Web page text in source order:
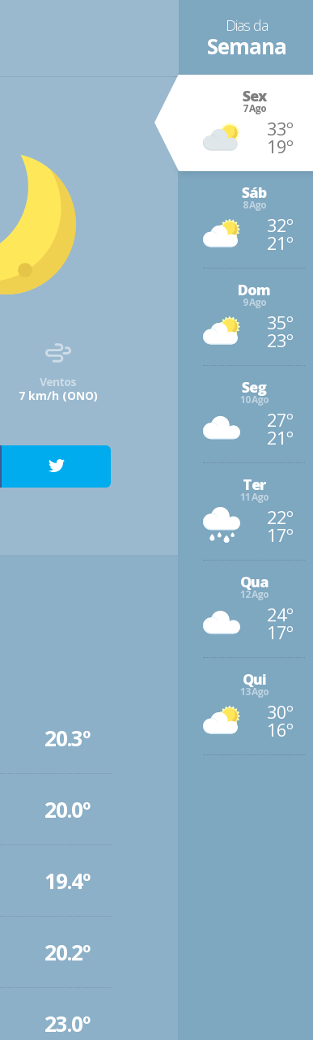
Ventos
7 km/h (ONO)
20.3º
20.0º
19.4º
20.2º
23.0º
Dias da
Semana
Sex
7 Ago
33º
19º
Sáb
8 Ago
32º
21º
Dom
9 Ago
35º
23º
Seg
10 Ago
27º
21º
Ter
11 Ago
22º
17º
Qua
12 Ago
24º
17º
Qui
13 Ago
30º
16º